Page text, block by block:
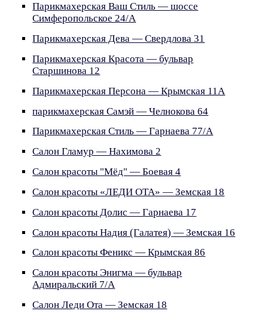
Парикмахерская Ваш Стиль — шоссе
Симферопольское 24/А
Парикмахерская Дева — Свердлова 31
Парикмахерская Красота — бульвар
Старшинова 12
Парикмахерская Персона — Крымская 11А
парикмахерская Самэй — Челнокова 64
Парикмахерская Стиль — Гарнаева 77/А
Салон Гламур — Нахимова 2
Салон красоты "Мёд" — Боевая 4
Салон красоты «ЛЕДИ ОТА» — Земская 18
Салон красоты Долис — Гарнаева 17
Салон красоты Надия (Галатея) — Земская 16
Салон красоты Феникс — Крымская 86
Салон красоты Энигма — бульвар
Адмиральский 7/А
Салон Леди Ота — Земская 18